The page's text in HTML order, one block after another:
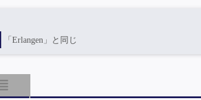
「Erlangen」と同じ